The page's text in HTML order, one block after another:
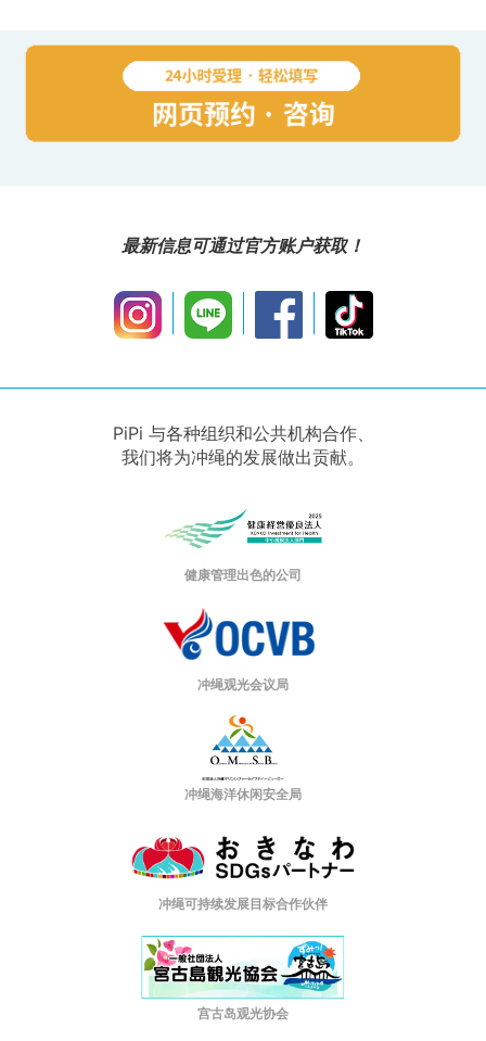
最新信息可通过官方账户获取！
PiPi 与各种组织和公共机构合作、
我们将为冲绳的发展做出贡献。
健康管理出色的公司
冲绳观光会议局
冲绳海洋休闲安全局
冲绳可持续发展目标合作伙伴
宫古岛观光协会